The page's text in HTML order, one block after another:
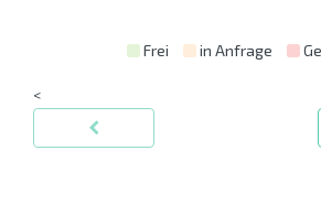
Frei in Anfrage
<